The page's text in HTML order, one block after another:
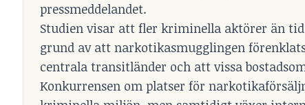
pressmeddelandet.
Studien visar att fler kriminella aktörer än
grund av att narkotikasmugglingen
centrala transitländer och att vissa
Konkurrensen om platser för